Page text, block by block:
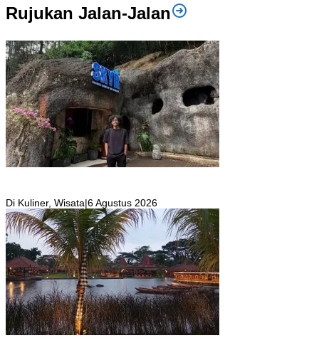
Rujukan Jalan-Jalan
Di Kuliner, Wisata|6 Agustus 2026